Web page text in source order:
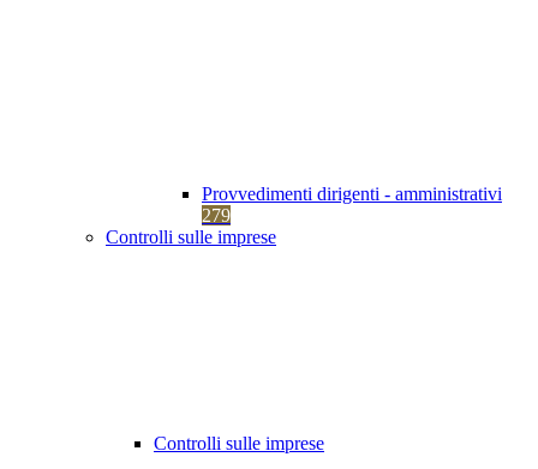
Provvedimenti dirigenti - amministrativi
279
Controlli sulle imprese
Controlli sulle imprese